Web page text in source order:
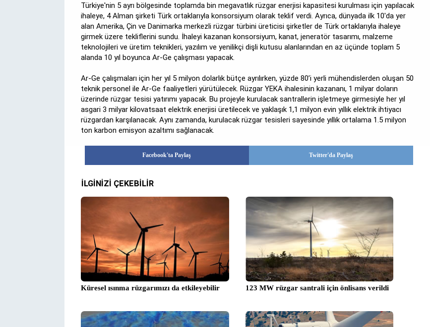
Türkiye'nin 5 ayrı bölgesinde toplamda bin megavatlık rüzgar enerjisi kapasitesi kurulması için yapılacak
ihaleye, 4 Alman şirketi Türk ortaklarıyla konsorsiyum olarak teklif verdi. Ayrıca, dünyada ilk 10'da yer
alan Amerika, Çin ve Danimarka merkezli rüzgar türbini üreticisi şirketler de Türk ortaklarıyla ihaleye
girmek üzere tekliflerini sundu. İhaleyi kazanan konsorsiyum, kanat, jeneratör tasarımı, malzeme
teknolojileri ve üretim teknikleri, yazılım ve yenilikçi dişli kutusu alanlarından en az üçünde toplam 5
alanda 10 yıl boyunca Ar-Ge çalışması yapacak.
Ar-Ge çalışmaları için her yıl 5 milyon dolarlık bütçe ayrılırken, yüzde 80’i yerli mühendislerden oluşan 50
teknik personel ile Ar-Ge faaliyetleri yürütülecek. Rüzgar YEKA ihalesinin kazananı, 1 milyar doların
üzerinde rüzgar tesisi yatırımı yapacak. Bu projeyle kurulacak santrallerin işletmeye girmesiyle her yıl
asgari 3 milyar kilovatsaat elektrik enerjisi üretilecek ve yaklaşık 1,1 milyon evin yıllık elektrik ihtiyacı
rüzgardan karşılanacak. Aynı zamanda, kurulacak rüzgar tesisleri sayesinde yıllık ortalama 1.5 milyon
ton karbon emisyon azaltımı sağlanacak.
Facebook'ta Paylaş Twitter'da Paylaş
İLGİNİZİ ÇEKEBİLİR
Küresel ısınma rüzgarımızı da etkileyebilir 123 MW rüzgar santrali için önlisans verildi